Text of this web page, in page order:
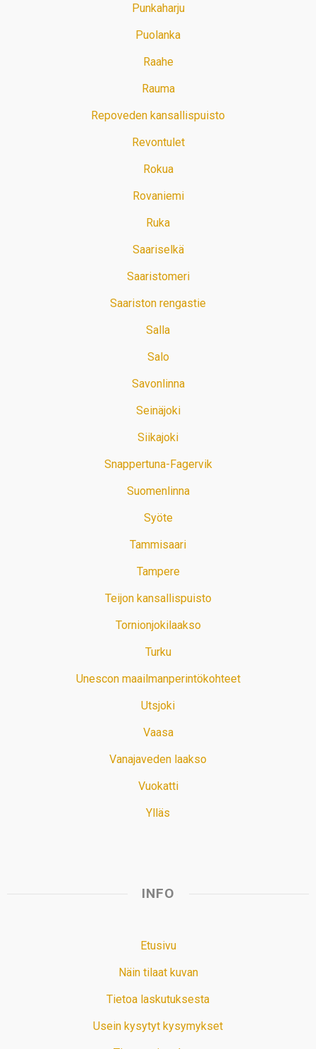
Punkaharju
Puolanka
Raahe
Rauma
Repoveden kansallispuisto
Revontulet
Rokua
Rovaniemi
Ruka
Saariselkä
Saaristomeri
Saariston rengastie
Salla
Salo
Savonlinna
Seinäjoki
Siikajoki
Snappertuna-Fagervik
Suomenlinna
Syöte
Tammisaari
Tampere
Teijon kansallispuisto
Tornionjokilaakso
Turku
Unescon maailmanperintökohteet
Utsjoki
Vaasa
Vanajaveden laakso
Vuokatti
Ylläs
INFO
Etusivu
Näin tilaat kuvan
Tietoa laskutuksesta
Usein kysytyt kysymykset